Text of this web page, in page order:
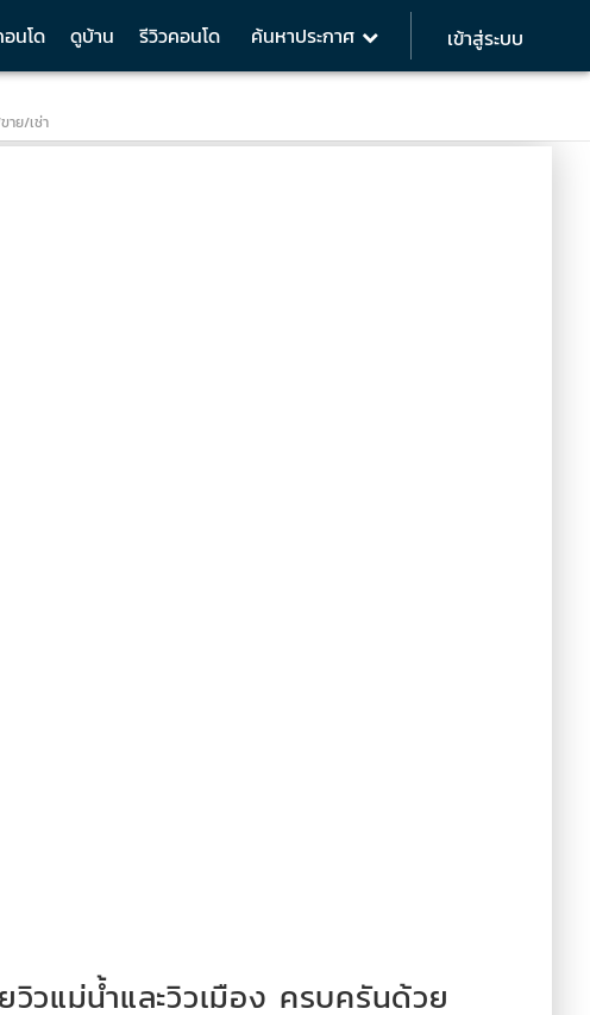
นโด ดูบ้าน รีวิวคอนโด ค้นหาประกาศ เข้าสู่ระบบ
าย/เช่า
วแม่น้ำและวิวเมือง ครบครันด้วย